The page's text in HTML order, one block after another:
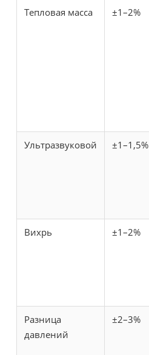
Тепловая масса ±1–2%
Ультразвуковой ±1–1,5%
Вихрь ±1–2%
Разница
давлений
±2–3%